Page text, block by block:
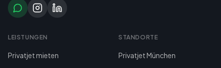
LEISTUNGEN
Privatjet mieten
STANDORTE
Privatjet München